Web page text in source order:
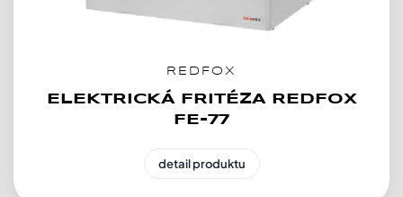
REDFOX
ELEKTRICKÁ FRITÉZA REDFOX
FE-77
detail produktu